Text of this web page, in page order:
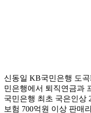
신동일 KB국민은행 도
민은행에서 퇴직연금과
국민은행 최초 국은인상
보험 700억원 이상 판매